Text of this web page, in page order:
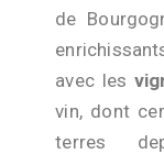
de
avec les
vin, dont
terres